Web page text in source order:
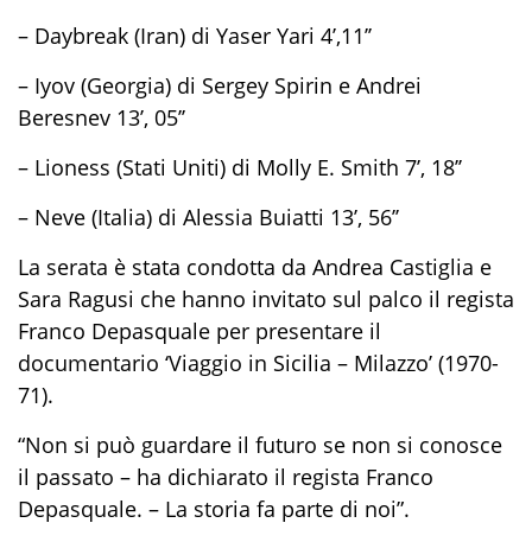
– Daybreak (Iran) di Yaser Yari 4’,11’’
– Iyov (Georgia) di Sergey Spirin e Andrei
Beresnev 13’, 05’’
– Lioness (Stati Uniti) di Molly E. Smith 7’, 18’’
– Neve (Italia) di Alessia Buiatti 13’, 56’’
La serata è stata condotta da Andrea Castiglia e
Sara Ragusi che hanno invitato sul palco il regista
Franco Depasquale per presentare il
documentario ‘Viaggio in Sicilia – Milazzo’ (1970-
71).
“Non si può guardare il futuro se non si conosce
il passato – ha dichiarato il regista Franco
Depasquale. – La storia fa parte di noi”.